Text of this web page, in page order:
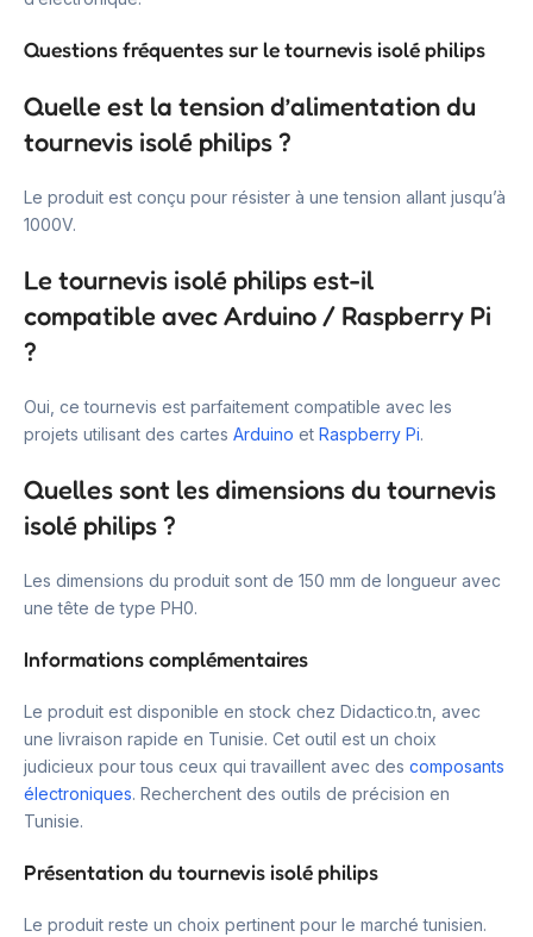
Questions fréquentes sur le tournevis isolé philips
Quelle est la tension d’alimentation du
tournevis isolé philips ?
Le produit est conçu pour résister à une tension allant jusqu’à
1000V.
Le tournevis isolé philips est-il
compatible avec Arduino / Raspberry Pi
?
Oui, ce tournevis est parfaitement compatible avec les
projets utilisant des cartes Arduino et Raspberry Pi.
Quelles sont les dimensions du tournevis
isolé philips ?
Les dimensions du produit sont de 150 mm de longueur avec
une tête de type PH0.
Informations complémentaires
Le produit est disponible en stock chez Didactico.tn, avec
une livraison rapide en Tunisie. Cet outil est un choix
judicieux pour tous ceux qui travaillent avec des composants
électroniques. Recherchent des outils de précision en
Tunisie.
Présentation du tournevis isolé philips
Le produit reste un choix pertinent pour le marché tunisien.